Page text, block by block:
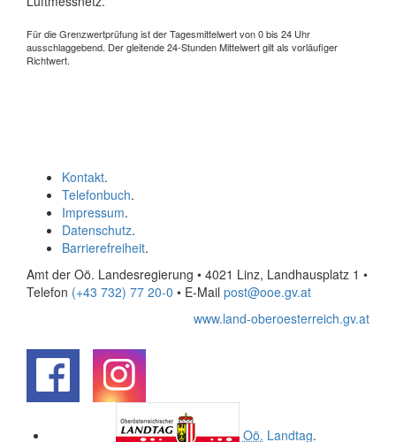
Für die Grenzwertprüfung ist der Tagesmittelwert von 0 bis 24 Uhr
ausschlaggebend. Der gleitende 24-Stunden Mittelwert gilt als vorläufiger
Richtwert.
Kontakt.
Telefonbuch.
Impressum.
Datenschutz.
Barrierefreiheit.
Amt der Oö. Landesregierung • 4021 Linz, Landhausplatz 1 •
Telefon (+43 732) 77 20-0 • E-Mail post@ooe.gv.at
www.land-oberoesterreich.gv.at
Oö. Landtag.